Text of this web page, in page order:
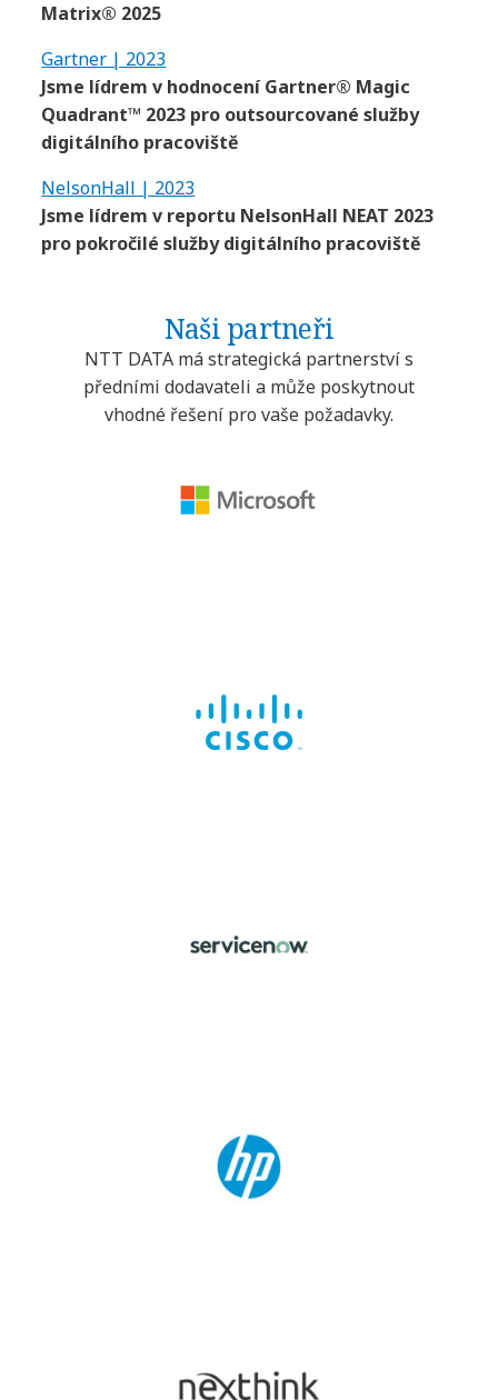
Matrix® 2025
Gartner | 2023
Jsme lídrem v hodnocení Gartner® Magic
Quadrant™ 2023 pro outsourcované služby
digitálního pracoviště
NelsonHall | 2023
Jsme lídrem v reportu NelsonHall NEAT 2023
pro pokročilé služby digitálního pracoviště
Naši partneři
NTT DATA má strategická partnerství s
předními dodavateli a může poskytnout
vhodné řešení pro vaše požadavky.